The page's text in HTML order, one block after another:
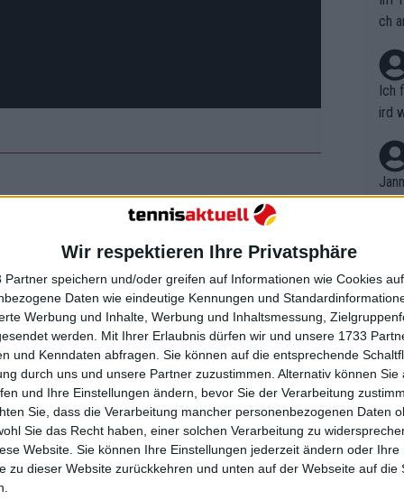
Wir respektieren Ihre Privatsphäre
Partner speichern und/oder greifen auf Informationen wie Cookies
Daten wie eindeutige Kennungen und
Werbung und Inhalte, Werbung und Inhaltsmessung,
werden. Mit Ihrer Erlaubnis dürfen wir und unsere 1733
und Kenndaten abfragen. Sie können auf die entsprechende
durch uns und unsere Partner zuzustimmen. Alternativ können Sie
und Ihre Einstellungen ändern, bevor Sie der Verarbeitung
Sie, dass die Verarbeitung mancher personenbezogenen Daten
Sie das Recht haben, einer solchen Verarbeitung zu
Website. Sie können Ihre Einstellungen jederzeit ändern oder Ihre
zu dieser Website zurückkehren und unten auf der Webseite auf die
während seines Aufschlags
"Diese verfluchten Chinesen... Sie
Schock derjenigen, die es hörten.
Teilnehmerliste,
und Prognosen
in den sozialen Medien,
sich zieht
ch
Ich
ird
r in
em
t,
B.
on
uss
mal
des
n
nt.
kel